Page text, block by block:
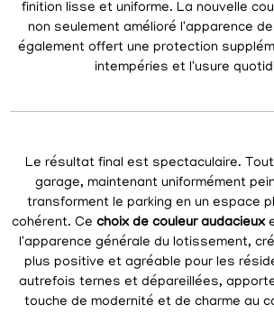
finition lisse et uniforme. La nouvelle
non seulement amélioré l'apparence
également offert une protection
intempéries et l'usure
Le résultat final est spectaculaire.
garage, maintenant uniformément
transforment le parking en un espace
cohérent. Ce choix de couleur audacieux
l'apparence générale du lotissement,
plus positive et agréable pour les
autrefois ternes et dépareillées,
touche de modernité et de charme au